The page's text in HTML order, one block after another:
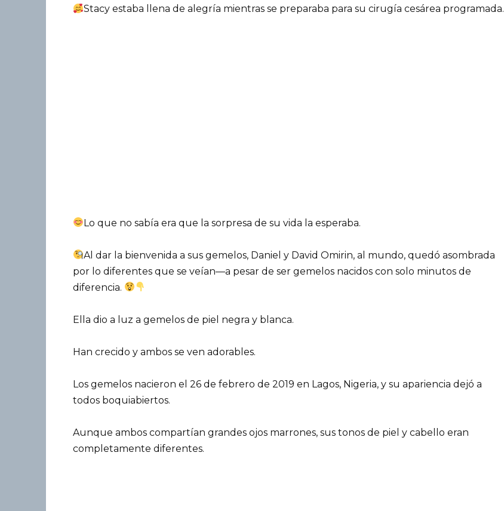
Stacy estaba llena de alegría mientras se preparaba para su cirugía cesárea programada.
Lo que no sabía era que la sorpresa de su vida la esperaba.
Al dar la bienvenida a sus gemelos, Daniel y David Omirin, al mundo, quedó asombrada
por lo diferentes que se veían—a pesar de ser gemelos nacidos con solo minutos de
diferencia.
Ella dio a luz a gemelos de piel negra y blanca.
Han crecido y ambos se ven adorables.
Los gemelos nacieron el 26 de febrero de 2019 en Lagos, Nigeria, y su apariencia dejó a
todos boquiabiertos.
Aunque ambos compartían grandes ojos marrones, sus tonos de piel y cabello eran
completamente diferentes.